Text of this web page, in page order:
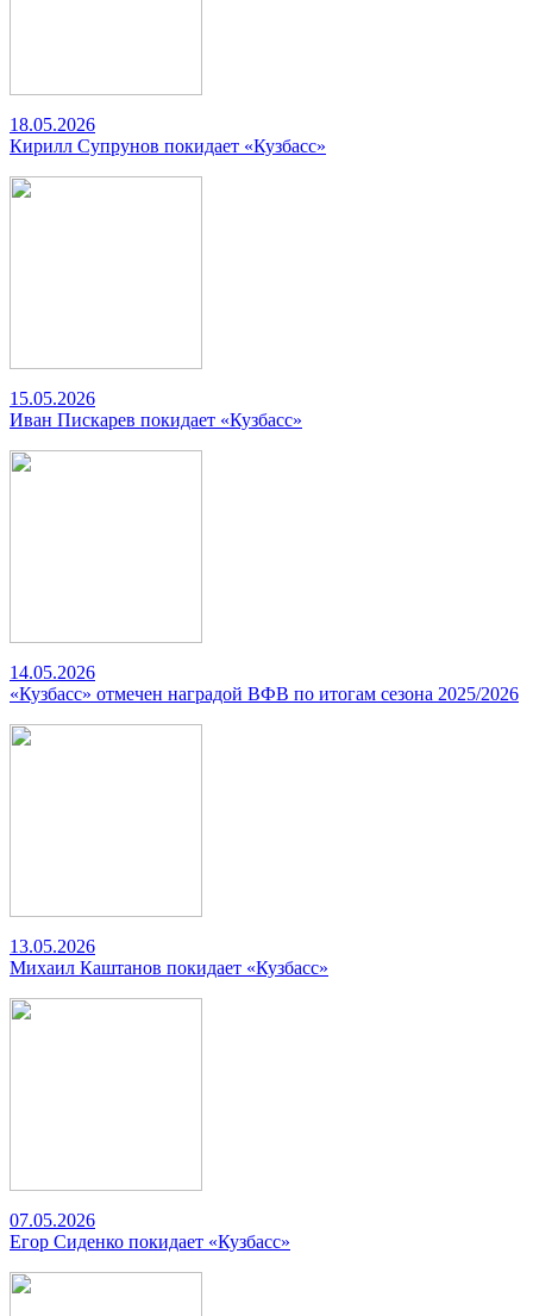
18.05.2026
Кирилл Супрунов покидает «Кузбасс»
15.05.2026
Иван Пискарев покидает «Кузбасс»
14.05.2026
«Кузбасс» отмечен наградой ВФВ по итогам сезона 2025/2026
13.05.2026
Михаил Каштанов покидает «Кузбасс»
07.05.2026
Егор Сиденко покидает «Кузбасс»